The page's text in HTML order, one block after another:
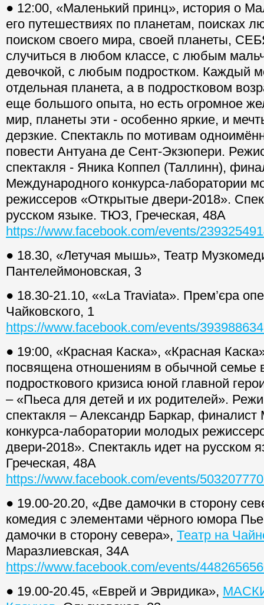
● 12:00, «Маленький принц», история о
его путешествиях по планетам, поисках
поиском своего мира, своей планеты,
случиться в любом классе, с любым
девочкой, с любым подростком. Каждый
отдельная планета, а в подростковом
еще большого опыта, но есть огромное
мир, планеты эти - особенно яркие, и
дерзкие. Спектакль по мотивам
повести Антуана де Сент-Экзюпери.
спектакля - Яника Коппел (Таллинн),
Международного конкурса-лаборатории
режиссеров «Открытые двери-2018».
русском языке. ТЮЗ, Греческая, 48А
https://www.facebook.com/events/
● 18.30, «Летучая мышь», Театр
Пантелеймоновская, 3
● 18.30-21.10, ««La Traviata». Прем’єра
Чайковского, 1
https://www.facebook.com/events/
● 19:00, «Красная Каска», «Красная
посвящена отношениям в обычной семье
подросткового кризиса юной главной
– «Пьеса для детей и их родителей».
спектакля – Александр Баркар,
конкурса-лаборатории молодых
двери-2018». Спектакль идет на русском
Греческая, 48А
https://www.facebook.com/events/
● 19.00-20.20, «Две дамочки в сторону
комедия с элементами чёрного юмора
дамочки в сторону севера», Театр на
Маразлиевская, 34А
https://www.facebook.com/events/
● 19.00-20.45, «Еврей и Эвридика»,